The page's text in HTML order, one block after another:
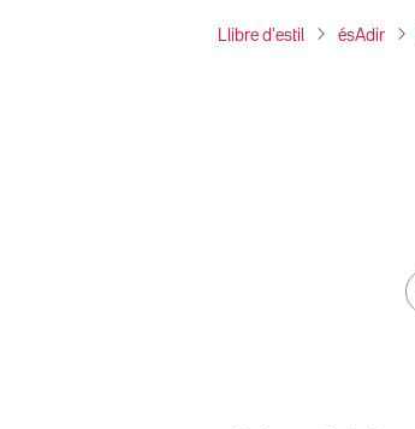
Llibre d'estil ésAdir